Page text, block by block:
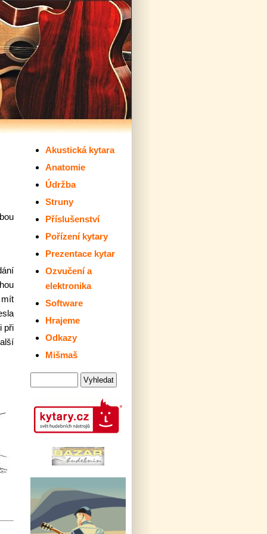
Akustická kytara
Anatomie
Údržba
Struny
Příslušenství
Pořízení kytary
Prezentace kytar
Ozvučení a
elektronika
Software
Hrajeme
Odkazy
Mišmaš
při